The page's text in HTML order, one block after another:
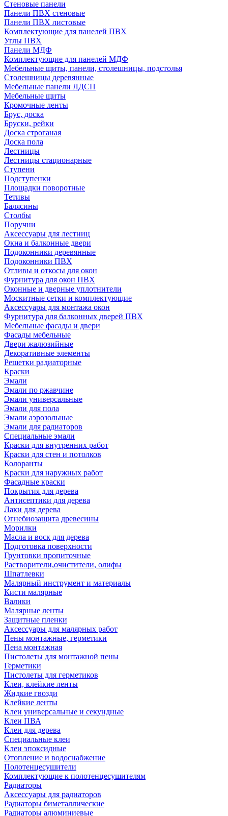
Стеновые панели
Панели ПВХ стеновые
Панели ПВХ листовые
Комплектующие для панелей ПВХ
Углы ПВХ
Панели МДФ
Комплектующие для панелей МДФ
Мебельные щиты, панели, столешницы, подстолья
Столешницы деревянные
Мебельные панели ЛДСП
Мебельные щиты
Кромочные ленты
Брус, доска
Бруски, рейки
Доска строганая
Доска пола
Лестницы
Лестницы стационарные
Ступени
Подступенки
Площадки поворотные
Тетивы
Балясины
Столбы
Поручни
Аксессуары для лестниц
Окна и балконные двери
Подоконники деревянные
Подоконники ПВХ
Отливы и откосы для окон
Фурнитура для окон ПВХ
Оконные и дверные уплотнители
Москитные сетки и комплектующие
Аксессуары для монтажа окон
Фурнитура для балконных дверей ПВХ
Мебельные фасады и двери
Фасады мебельные
Двери жалюзийные
Декоративные элементы
Решетки радиаторные
Краски
Эмали
Эмали по ржавчине
Эмали универсальные
Эмали для пола
Эмали аэрозольные
Эмали для радиаторов
Специальные эмали
Краски для внутренних работ
Краски для стен и потолков
Колоранты
Краски для наружных работ
Фасадные краски
Покрытия для дерева
Антисептики для дерева
Лаки для дерева
Огнебиозащита древесины
Морилки
Масла и воск для дерева
Подготовка поверхности
Грунтовки пропиточные
Растворители,очистители, олифы
Шпатлевки
Малярный инструмент и материалы
Кисти малярные
Валики
Малярные ленты
Защитные пленки
Аксессуары для малярных работ
Пены монтажные, герметики
Пена монтажная
Пистолеты для монтажной пены
Герметики
Пистолеты для герметиков
Клеи, клейкие ленты
Жидкие гвозди
Клейкие ленты
Клеи универсальные и секундные
Клеи ПВА
Клеи для дерева
Специальные клеи
Клеи эпоксидные
Отопление и водоснабжение
Полотенцесушители
Комплектующие к полотенцесушителям
Радиаторы
Аксессуары для радиаторов
Радиаторы биметаллические
Радиаторы алюминиевые